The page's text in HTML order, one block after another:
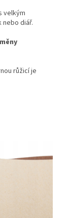
velkým
nebo diář.
růžicí je